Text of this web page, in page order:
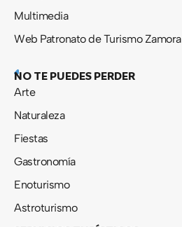
Multimedia
Web Patronato de Turismo Zamora
NO TE PUEDES PERDER
Arte
Naturaleza
Fiestas
Gastronomía
Enoturismo
Astroturismo